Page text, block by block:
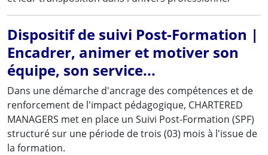
Dispositif de suivi Post-Formation |
Encadrer, animer et motiver son
équipe, son service...
Dans une démarche d'ancrage des compétences et de
renforcement de l'impact pédagogique, CHARTERED
MANAGERS met en place un Suivi Post-Formation (SPF)
structuré sur une période de trois (03) mois à l'issue de
la formation.